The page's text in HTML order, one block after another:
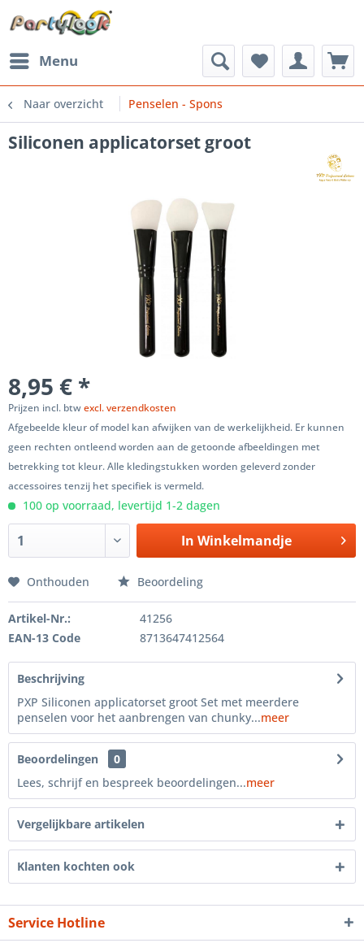
Menu
Naar overzicht Penselen - Spons
Siliconen applicatorset groot
8,95 € *
Prijzen incl. btwexcl. verzendkosten
Afgebeelde kleur of model kan afwijken van de werkelijkheid. Er kunnen
geen rechten ontleend worden aan de getoonde afbeeldingen met
betrekking tot kleur. Alle kledingstukken worden geleverd zonder
accessoires tenzij het specifiek is vermeld.
100 op voorraad, levertijd 1-2 dagen
In Winkelmandje
Onthouden Beoordeling
Artikel-Nr.:
41256
EAN-13 Code
8713647412564
Beschrijving
PXP Siliconen applicatorset groot Set met meerdere
penselen voor het aanbrengen van chunky...meer
Beoordelingen
0
Lees, schrijf en bespreek beoordelingen...meer
Vergelijkbare artikelen
Klanten kochten ook
Service Hotline